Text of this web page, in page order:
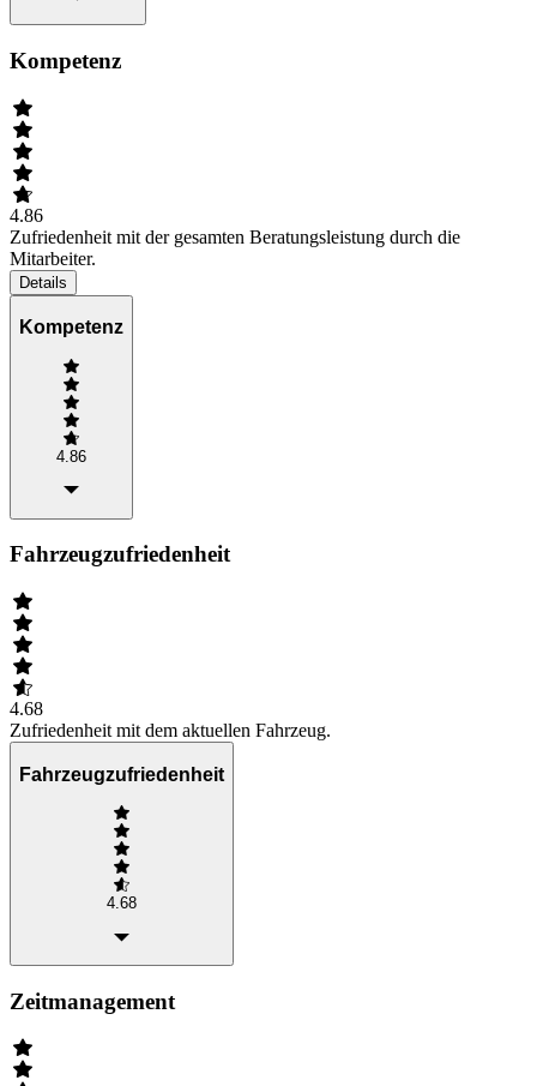
Kompetenz
4.86
Zufriedenheit mit der gesamten Beratungsleistung durch die
Mitarbeiter.
Details
Kompetenz
4.86
Fahrzeugzufriedenheit
4.68
Zufriedenheit mit dem aktuellen Fahrzeug.
Fahrzeugzufriedenheit
4.68
Zeitmanagement